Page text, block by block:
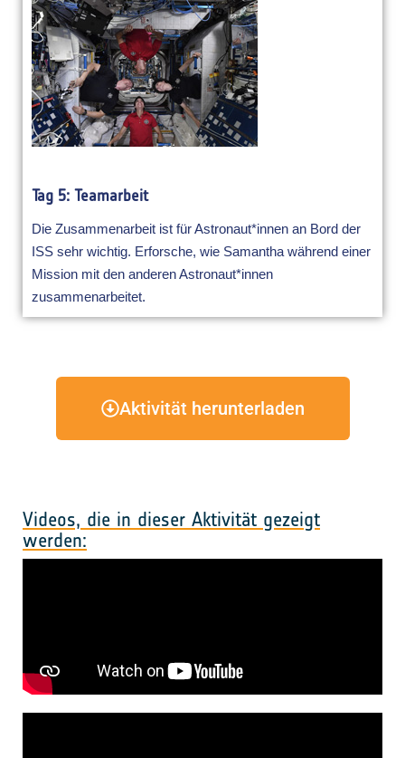
Tag 5: Teamarbeit
Die Zusammenarbeit ist für Astronaut*innen an Bord der
ISS sehr wichtig. Erforsche, wie Samantha während einer
Mission mit den anderen Astronaut*innen
zusammenarbeitet.
Aktivität herunterladen
Videos, die in dieser Aktivität gezeigt
werden: